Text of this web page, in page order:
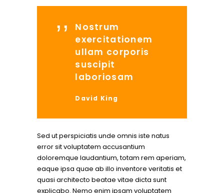
Nostrum
exercitationem
ullam corporis
suscipit
laboriosam
David King
Sed ut perspiciatis unde omnis iste natus
error sit voluptatem accusantium
doloremque laudantium, totam rem aperiam,
eaque ipsa quae ab illo inventore veritatis et
quasi architecto beatae vitae dicta sunt
explicabo. Nemo enim ipsam voluptatem